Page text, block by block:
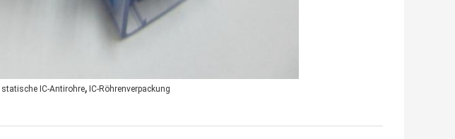
statische IC-Antirohre, IC-Röhrenverpackung